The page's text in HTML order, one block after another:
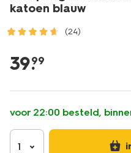
katoen blauw
(24)
slapen/slapen/hoeslaken/
hoeslaken-
zacht-
katoen-
blauw-
-5180104.html
39.
99
voor 22:00 besteld,
1